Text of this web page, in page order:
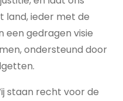
land, ieder met de
een gedragen visie
ondersteund door
staan recht voor de